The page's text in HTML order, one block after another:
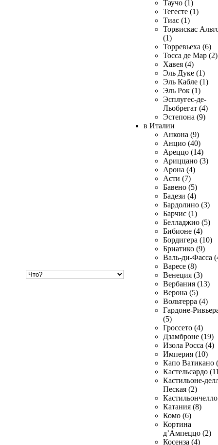
Таучо (1)
Тегесте (1)
Тиас (1)
Торвискас
(1)
Торревьеха (6)
Тосса де Мар (2)
Хавея (4)
Эль Дуке (1)
Эль Кабле (1)
Эль Рок (1)
Эсплугес-де-
Льобрегат (4)
Эстепона (9)
в Италии
Анкона (9)
Анцио (40)
Ареццо (14)
Ариццано (3)
Арона (4)
Асти (7)
Бавено (5)
Бадези (4)
Бардолино (3)
Барчис (1)
Белладжио (5)
Бибионе (4)
Бордигера (10)
Бриатико (9)
Валь-ди-Фасса
Варесе (8)
Венеция (3)
Вербания (13)
Верона (5)
Вольтерра (4)
Гардоне-
(5)
Гроссето (4)
Дзамброне (19)
Изола Росса (4)
Империя (10)
Капо Ватикано
Кастельсардо
Кастильоне-
Пеская (2)
Катания (8)
Комо (6)
Кортина
д’Ампеццо (2)
Косенза (4)